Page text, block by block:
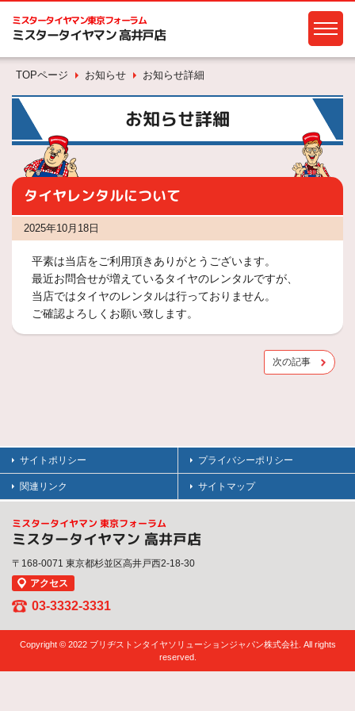
ミスタータイヤマン東京フォーラム
ミスタータイヤマン 高井戸店
TOPページ お知らせ お知らせ詳細
お知らせ詳細
タイヤレンタルについて
2025年10月18日
平素は当店をご利用頂きありがとうございます。
最近お問合せが増えているタイヤのレンタルですが、
当店ではタイヤのレンタルは行っておりません。
ご確認よろしくお願い致します。
次の記事
サイトポリシー プライバシーポリシー
関連リンク サイトマップ
ミスタータイヤマン 東京フォーラム
ミスタータイヤマン 高井戸店
〒168-0071 東京都杉並区高井戸西2-18-30
アクセス
03-3332-3331
Copyright © 2022 ブリヂストンタイヤソリューションジャパン株式会社. All rights
reserved.